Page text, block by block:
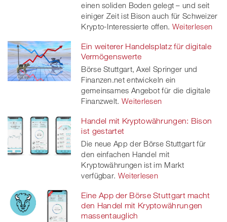
einen soliden Boden gelegt – und seit
einiger Zeit ist Bison auch für Schweizer
Krypto-Interessierte offen. Weiterlesen
Ein weiterer Handelsplatz für digitale
Vermögenswerte
Börse Stuttgart, Axel Springer und
Finanzen.net entwickeln ein
gemeinsames Angebot für die digitale
Finanzwelt. Weiterlesen
Handel mit Kryptowährungen: Bison
ist gestartet
Die neue App der Börse Stuttgart für
den einfachen Handel mit
Kryptowährungen ist im Markt
verfügbar. Weiterlesen
Eine App der Börse Stuttgart macht
den Handel mit Kryptowährungen
massentauglich